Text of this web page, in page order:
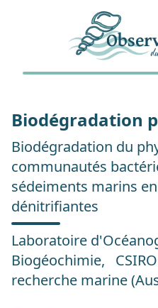
Biodégradation
Biodégradation du
communautés
sédeiments marins
dénitrifiantes
Laboratoire
Biogéochimie,
recherche marine